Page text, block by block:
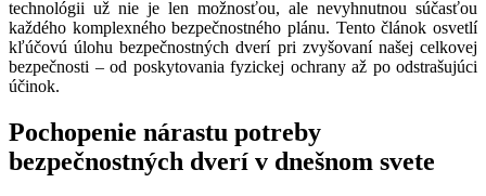
technológii už nie je len možnosťou, ale nevyhnutnou súčasťou
každého komplexného bezpečnostného plánu. Tento článok osvetlí
kľúčovú úlohu bezpečnostných dverí pri zvyšovaní našej celkovej
bezpečnosti – od poskytovania fyzickej ochrany až po odstrašujúci
účinok.
Pochopenie nárastu potreby
bezpečnostných dverí v dnešnom svete